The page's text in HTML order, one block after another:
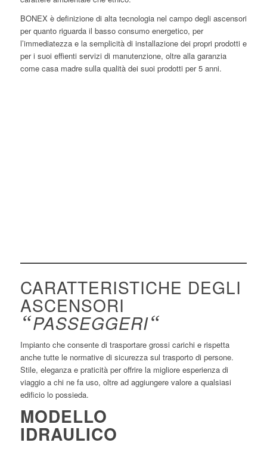
BONEX è definizione di alta tecnologia nel campo degli ascensori
per quanto riguarda il basso consumo energetico, per
l’immediatezza e la semplicità di installazione dei propri prodotti e
per i suoi effienti servizi di manutenzione, oltre alla garanzia
come casa madre sulla qualità dei suoi prodotti per 5 anni.
CARATTERISTICHE DEGLI
ASCENSORI
“PASSEGGERI“
Impianto che consente di trasportare grossi carichi e rispetta
anche tutte le normative di sicurezza sul trasporto di persone.
Stile, eleganza e praticità per offrire la migliore esperienza di
viaggio a chi ne fa uso, oltre ad aggiungere valore a qualsiasi
edificio lo possieda.
MODELLO
IDRAULICO